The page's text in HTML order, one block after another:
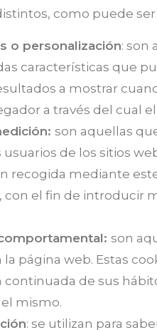
como puede
o personalización: son
características que
a mostrar
a través del cual
son aquellas
de los sitios
recogida mediante
el fin de introducir
son
página web. Estas
continuada de sus
mismo.
: se utilizan para